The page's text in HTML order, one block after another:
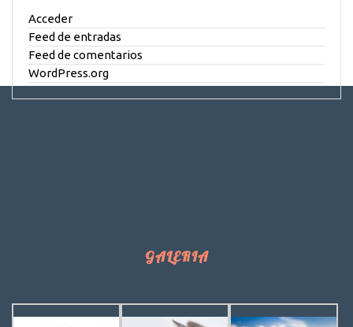
Acceder
Feed de entradas
Feed de comentarios
WordPress.org
GALERIA